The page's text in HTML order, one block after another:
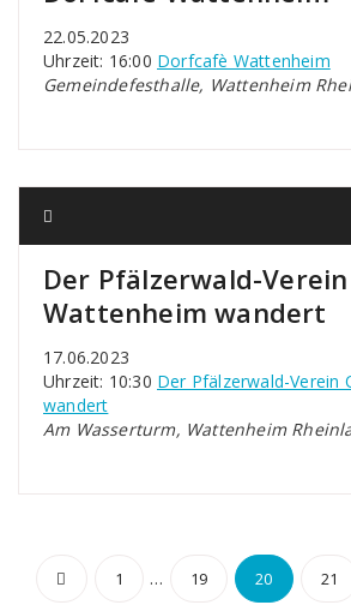
22.05.2023
Uhrzeit: 16:00 Dorfcafè Wattenheim
Gemeindefesthalle, Wattenheim
Der Pfälzerwald-Verein
Wattenheim wandert
17.06.2023
Uhrzeit: 10:30 Der Pfälzerwald-Verein
wandert
Am Wasserturm, Wattenheim
1 … 19 20 21